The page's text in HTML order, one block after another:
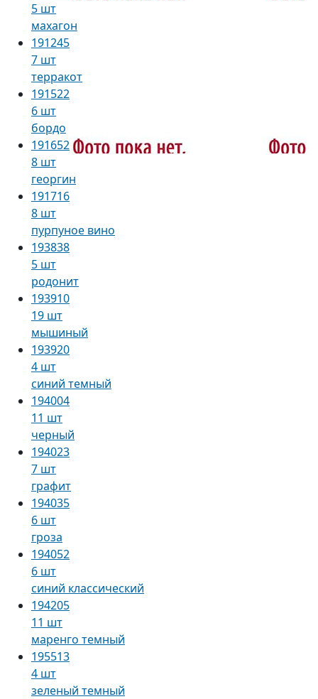
5 шт
махагон
191245
7 шт
терракот
191522
6 шт
бордо
191652
8 шт
георгин
191716
8 шт
пурпуное вино
193838
5 шт
родонит
193910
19 шт
мышиный
193920
4 шт
синий темный
194004
11 шт
черный
194023
7 шт
графит
194035
6 шт
гроза
194052
6 шт
синий классический
194205
11 шт
маренго темный
195513
4 шт
зеленый темный